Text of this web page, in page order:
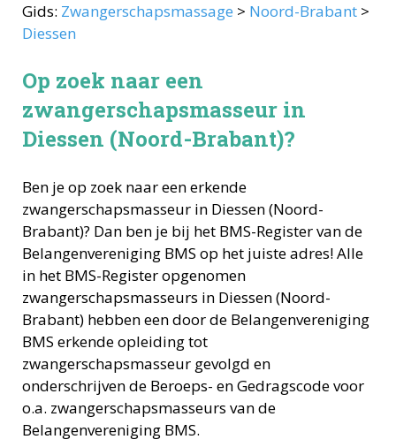
Gids: Zwangerschapsmassage > Noord-Brabant >
Diessen
Op zoek naar een
zwangerschapsmasseur in
Diessen (Noord-Brabant)?
Ben je op zoek naar een erkende
zwangerschapsmasseur in Diessen(Noord-
Brabant)? Dan ben je bij het BMS-Register van de
Belangenvereniging BMS op het juiste adres! Alle
in het BMS-Register opgenomen
zwangerschapsmasseurs in Diessen(Noord-
Brabant) hebben een door de Belangenvereniging
BMS erkende opleiding tot
zwangerschapsmasseur gevolgd en
onderschrijven de Beroeps- en Gedragscode voor
o.a. zwangerschapsmasseurs van de
Belangenvereniging BMS.